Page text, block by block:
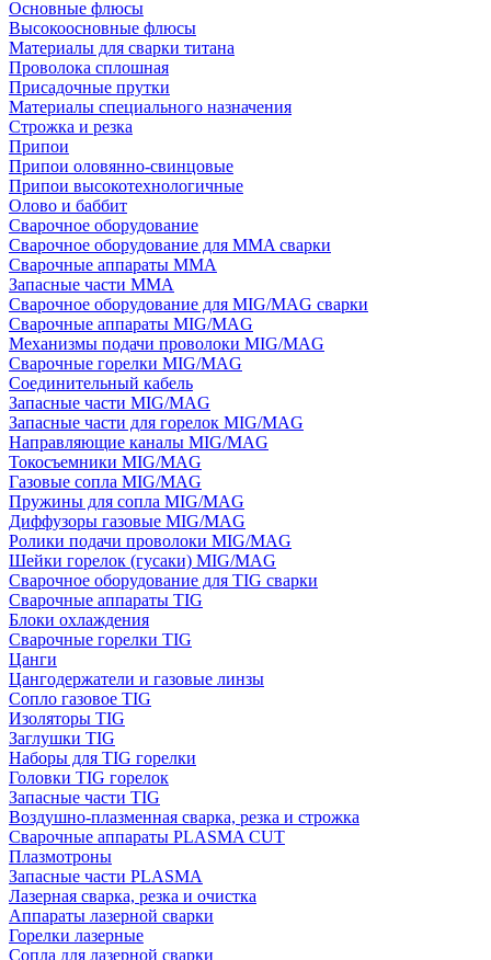
Основные флюсы
Высокоосновные флюсы
Материалы для сварки титана
Проволока сплошная
Присадочные прутки
Материалы специального назначения
Строжка и резка
Припои
Припои оловянно-свинцовые
Припои высокотехнологичные
Олово и баббит
Сварочное оборудование
Сварочное оборудование для MMA сварки
Сварочные аппараты MMA
Запасные части MMA
Сварочное оборудование для MIG/MAG сварки
Сварочные аппараты MIG/MAG
Механизмы подачи проволоки MIG/MAG
Сварочные горелки MIG/MAG
Соединительный кабель
Запасные части MIG/MAG
Запасные части для горелок MIG/MAG
Направляющие каналы MIG/MAG
Токосъемники MIG/MAG
Газовые сопла MIG/MAG
Пружины для сопла MIG/MAG
Диффузоры газовые MIG/MAG
Ролики подачи проволоки MIG/MAG
Шейки горелок (гусаки) MIG/MAG
Сварочное оборудование для TIG сварки
Сварочные аппараты TIG
Блоки охлаждения
Сварочные горелки TIG
Цанги
Цангодержатели и газовые линзы
Сопло газовое TIG
Изоляторы TIG
Заглушки TIG
Наборы для TIG горелки
Головки TIG горелок
Запасные части TIG
Воздушно-плазменная сварка, резка и строжка
Сварочные аппараты PLASMA CUT
Плазмотроны
Запасные части PLASMA
Лазерная сварка, резка и очистка
Аппараты лазерной сварки
Горелки лазерные
Сопла для лазерной сварки